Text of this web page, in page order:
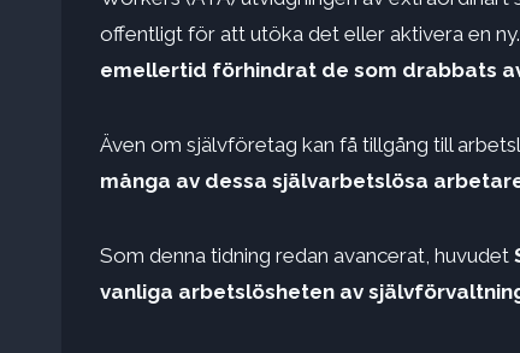
offentligt för att utöka det eller aktivera en ny.
emellertid förhindrat de som drabbats
Även om självföretag kan få tillgång till
många av dessa självarbetslösa
Som denna tidning redan avancerat, huvudet
vanliga arbetslösheten av